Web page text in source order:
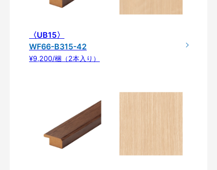
〈UB15〉
WF66-B315-42
¥9,200/梱（2本入り）